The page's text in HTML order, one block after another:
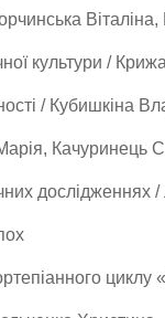
культури /
/ Кубишкіна
Качуринець
дослідженнях